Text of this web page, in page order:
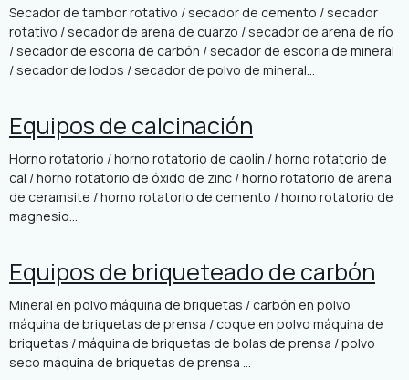
Secador de tambor rotativo / secador de cemento / secador
rotativo / secador de arena de cuarzo / secador de arena de río
/ secador de escoria de carbón / secador de escoria de mineral
/ secador de lodos / secador de polvo de mineral...
Equipos de calcinación
Horno rotatorio / horno rotatorio de caolín / horno rotatorio de
cal / horno rotatorio de óxido de zinc / horno rotatorio de arena
de ceramsite / horno rotatorio de cemento / horno rotatorio de
magnesio...
Equipos de briqueteado de carbón
Mineral en polvo máquina de briquetas / carbón en polvo
máquina de briquetas de prensa / coque en polvo máquina de
briquetas / máquina de briquetas de bolas de prensa / polvo
seco máquina de briquetas de prensa ...